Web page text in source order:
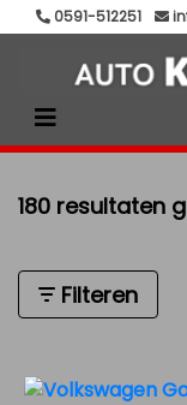
0591-512251
180 resultaten
Filteren